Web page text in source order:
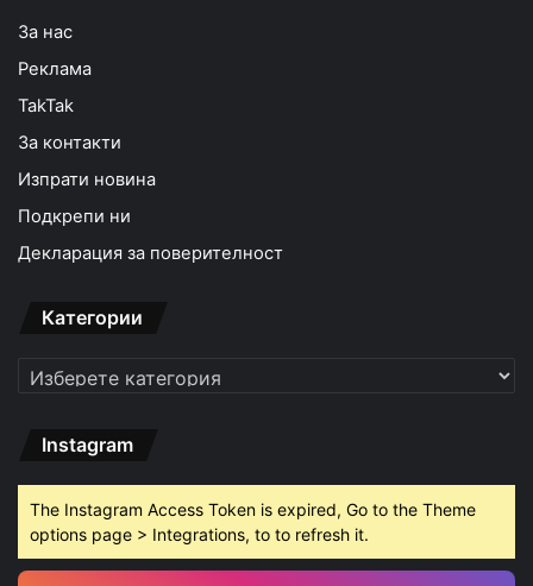
За нас
Реклама
TakTak
За контакти
Изпрати новина
Подкрепи ни
Декларация за поверителност
Категории
Категории
Instagram
The Instagram Access Token is expired, Go to the Theme
options page > Integrations, to to refresh it.